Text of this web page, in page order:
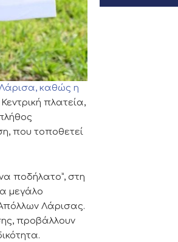
καθώς η
πλατεία,
που τοποθετεί
ποδήλατο”, στη
μεγάλο
Λάρισας.
προβάλλουν